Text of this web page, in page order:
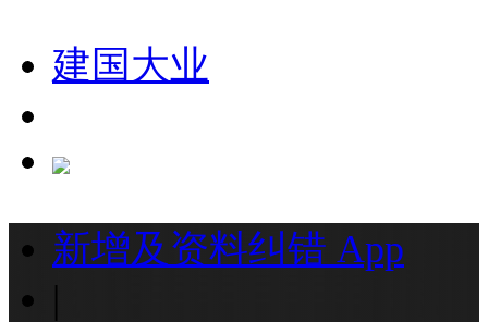
建国大业
新增及资料纠错 App
|